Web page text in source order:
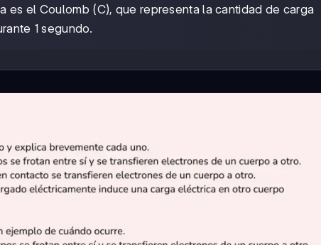
es el Coulomb (C), que representa la cantidad de carga
1 segundo.